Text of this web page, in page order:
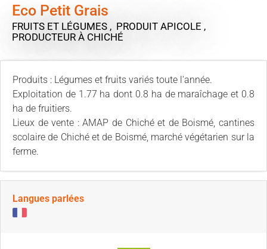
Eco Petit Grais
FRUITS ET LÉGUMES , PRODUIT APICOLE ,
PRODUCTEUR À CHICHÉ
Produits : Légumes et fruits variés toute l'année.
Exploitation de 1.77 ha dont 0.8 ha de maraîchage et 0.8
ha de fruitiers.
Lieux de vente : AMAP de Chiché et de Boismé, cantines
scolaire de Chiché et de Boismé, marché végétarien sur la
ferme.
Langues parlées